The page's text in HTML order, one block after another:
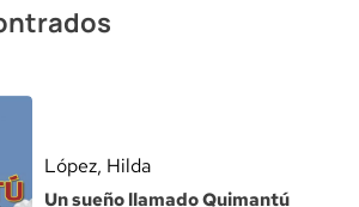
López, Hilda
Un sueño llamado Quimantú